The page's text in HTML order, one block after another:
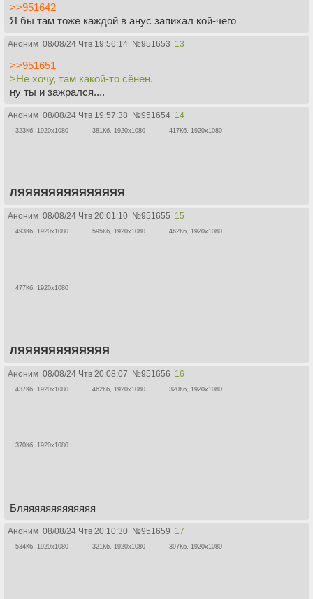
>>951642
Я бы там тоже каждой в анус запихал кой-чего
Аноним 08/08/24 Чтв 19:56:14 №951653 13
>>951651
>Не хочу, там какой-то сёнен.
ну ты и зажрался....
Аноним 08/08/24 Чтв 19:57:38 №951654 14
323Кб, 1920x1080 381Кб, 1920x1080 417Кб, 1920x1080
ЛЯЯЯЯЯЯЯЯЯЯЯЯЯЯ
Аноним 08/08/24 Чтв 20:01:10 №951655 15
493Кб, 1920x1080 595Кб, 1920x1080 462Кб, 1920x1080
477Кб, 1920x1080
ЛЯЯЯЯЯЯЯЯЯЯЯЯ
Аноним 08/08/24 Чтв 20:08:07 №951656 16
437Кб, 1920x1080 462Кб, 1920x1080 320Кб, 1920x1080
370Кб, 1920x1080
Бляяяяяяяяяяяяя
Аноним 08/08/24 Чтв 20:10:30 №951659 17
534Кб, 1920x1080 321Кб, 1920x1080 397Кб, 1920x1080